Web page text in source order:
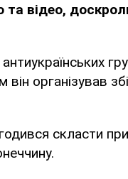
відео,
він організував
скласти